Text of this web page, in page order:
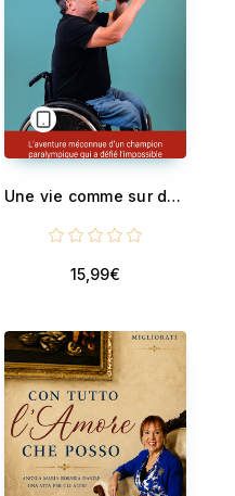
Une vie comme sur des roulettes - L’aventure méconnue d’un champion paralympique qui a défié l’impossible
15,99€